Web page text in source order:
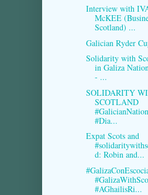
Interview with
McKEE
Scotland) ...
Galician Ryder
Solidarity with
in Galiza
- ...
SOLIDARITY
SCOTLAND
#Dia...
Expat Scots and
d: Robin and...
#AGhailisRi...